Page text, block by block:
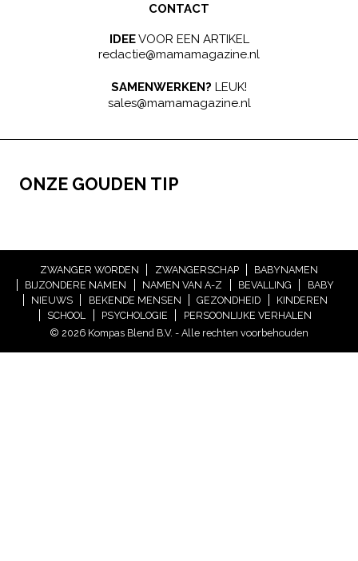
CONTACT
IDEEVOOR EEN ARTIKEL
redactie@mamamagazine.nl
SAMENWERKEN? LEUK!
sales@mamamagazine.nl
ONZE GOUDEN TIP
ZWANGER WORDEN ZWANGERSCHAP
BABYNAMEN
BIJZONDERE NAMEN
NAMEN VAN A-Z BEVALLING
BABY
NIEUWS
BEKENDE MENSEN GEZONDHEID
KINDEREN
SCHOOL
PSYCHOLOGIE
PERSOONLIJKE VERHALEN
© 2026 Kompas Blend B.V. - Alle rechten voorbehouden